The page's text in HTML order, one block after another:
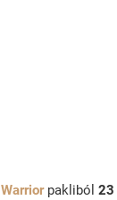
Warriorpakliból 23